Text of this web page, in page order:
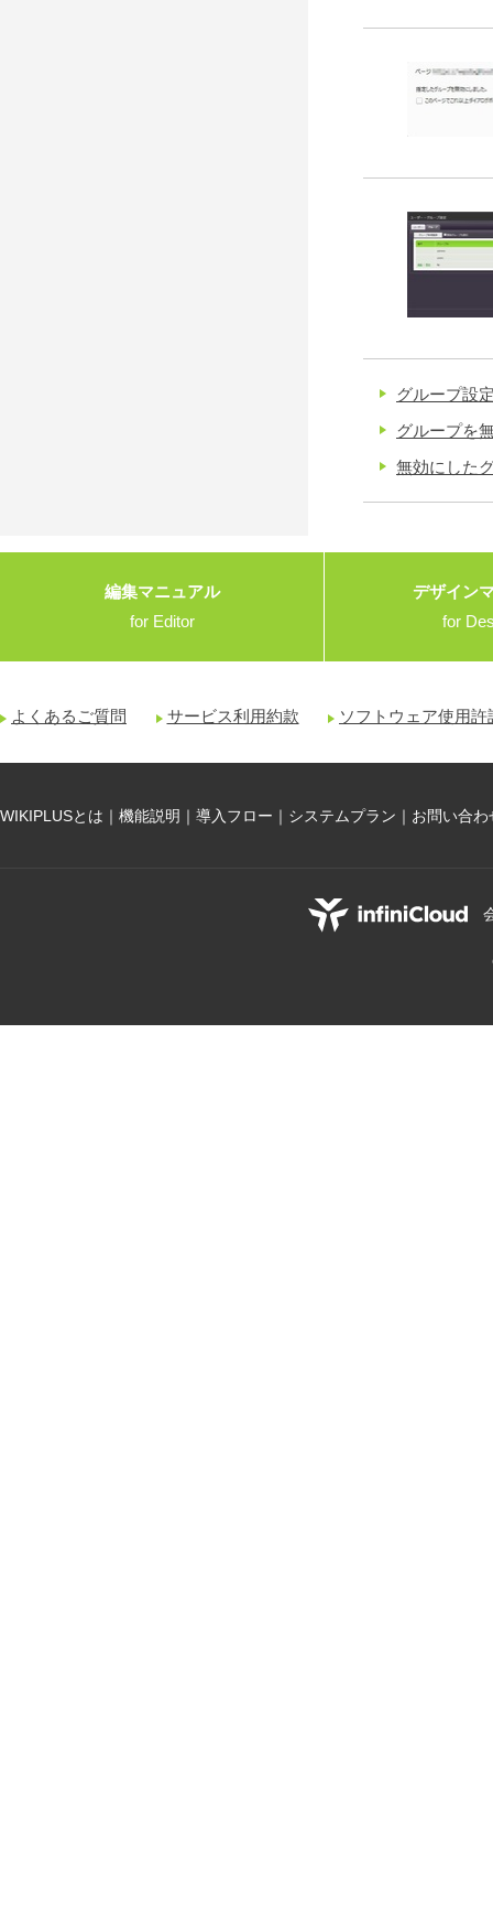
グループ設
グループを
無効にした
編集マニュアル
for Editor
デザイン
for
よくあるご質問 サービス利用約款 ソフトウェア使用許
WIKIPLUSとは 機能説明 導入フロー システムプラン お問い合わ